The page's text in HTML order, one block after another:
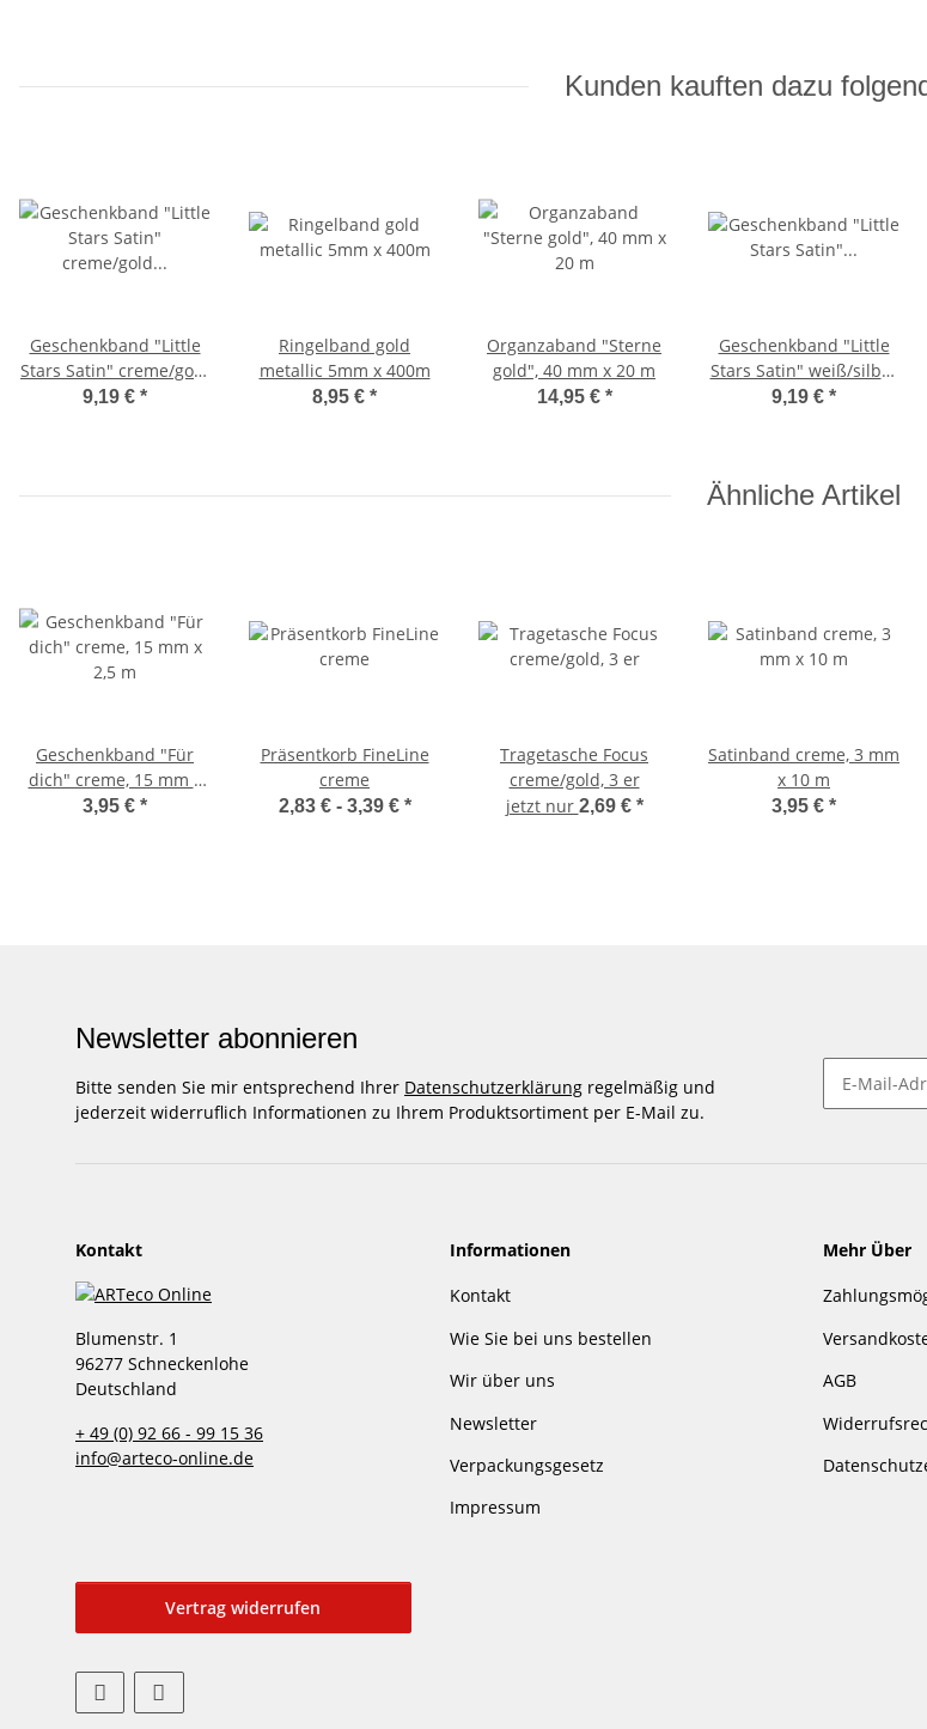
Kunden kauften dazu
Geschenkband "Little
Stars Satin" creme/gold
10mm x 25m
9,19 € *
Ringelband gold
metallic 5mm x 400m
8,95 € *
Organzaband "Sterne
gold", 40 mm x 20 m
14,95 € *
Geschenkband "Little
Stars Satin" weiß/silber
10mm x 25m
9,19 € *
Ähnliche Artikel
Geschenkband "Für
dich" creme, 15 mm x
2,5 m
3,95 € *
Präsentkorb FineLine
creme
2,83 € - 3,39 € *
Tragetasche Focus
creme/gold, 3 er
jetzt nur 2,69 € *
Satinband creme, 3 mm
x 10 m
3,95 € *
Newsletter abonnieren
Bitte senden Sie mir entsprechend Ihrer Datenschutzerklärung regelmäßig und
jederzeit widerruflich Informationen zu Ihrem Produktsortiment per E-Mail zu.
Kontakt
Blumenstr. 1
96277 Schneckenlohe
Deutschland
+ 49 (0) 92 66 - 99 15 36
info@arteco-online.de
Informationen
Kontakt
Wie Sie bei uns bestellen
Wir über uns
Newsletter
Verpackungsgesetz
Impressum
Mehr Über
AGB
Vertrag widerrufen